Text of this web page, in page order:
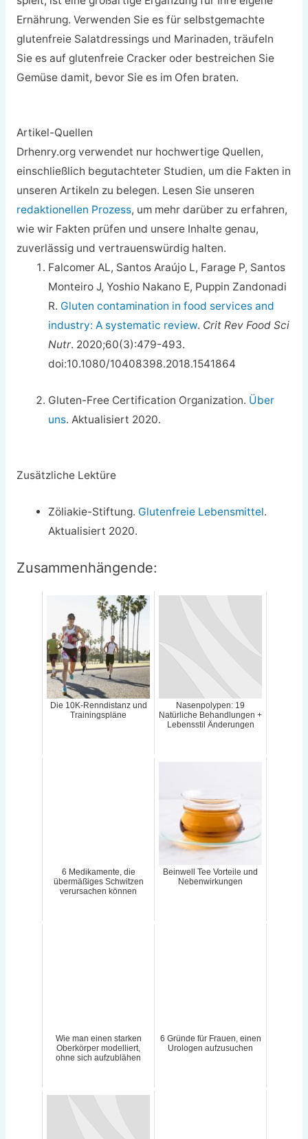
Ernährung. Verwenden Sie es für selbstgemachte
glutenfreie Salatdressings und Marinaden, träufeln
Sie es auf glutenfreie Cracker oder bestreichen Sie
Gemüse damit, bevor Sie es im Ofen braten.
Artikel-Quellen
Drhenry.org verwendet nur hochwertige Quellen,
einschließlich begutachteter Studien, um die Fakten in
unseren Artikeln zu belegen. Lesen Sie unseren
redaktionellen Prozess, um mehr darüber zu erfahren,
wie wir Fakten prüfen und unsere Inhalte genau,
zuverlässig und vertrauenswürdig halten.
Falcomer AL, Santos Araújo L, Farage P, Santos
Monteiro J, Yoshio Nakano E, Puppin Zandonadi
R. Gluten contamination in food services and
industry: A systematic review. Crit Rev Food Sci
Nutr. 2020;60(3):479-493.
doi:10.1080/10408398.2018.1541864
Gluten-Free Certification Organization. Über
uns. Aktualisiert 2020.
Zusätzliche Lektüre
Zöliakie-Stiftung. Glutenfreie Lebensmittel.
Aktualisiert 2020.
Zusammenhängende:
Die 10K-Renndistanz und
Trainingspläne
Nasenpolypen: 19
Natürliche Behandlungen +
Lebensstil Änderungen
6 Medikamente, die
übermäßiges Schwitzen
verursachen können
Beinwell Tee Vorteile und
Nebenwirkungen
Wie man einen starken
Oberkörper modelliert,
ohne sich aufzublähen
6 Gründe für Frauen, einen
Urologen aufzusuchen